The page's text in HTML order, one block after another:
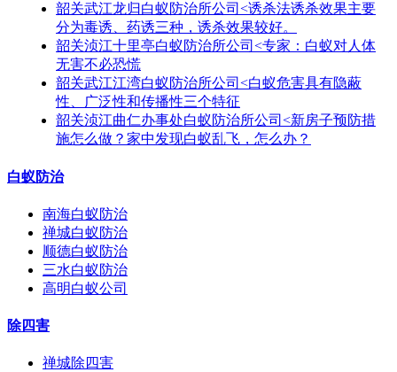
韶关武江龙归白蚁防治所公司<诱杀法诱杀效果主要
分为毒诱、药诱三种，诱杀效果较好。
韶关浈江十里亭白蚁防治所公司<专家：白蚁对人体
无害不必恐慌
韶关武江江湾白蚁防治所公司<白蚁危害具有隐蔽
性、广泛性和传播性三个特征
韶关浈江曲仁办事处白蚁防治所公司<新房子预防措
施怎么做？家中发现白蚁乱飞，怎么办？
白蚁防治
南海白蚁防治
禅城白蚁防治
顺德白蚁防治
三水白蚁防治
高明白蚁公司
除四害
禅城除四害